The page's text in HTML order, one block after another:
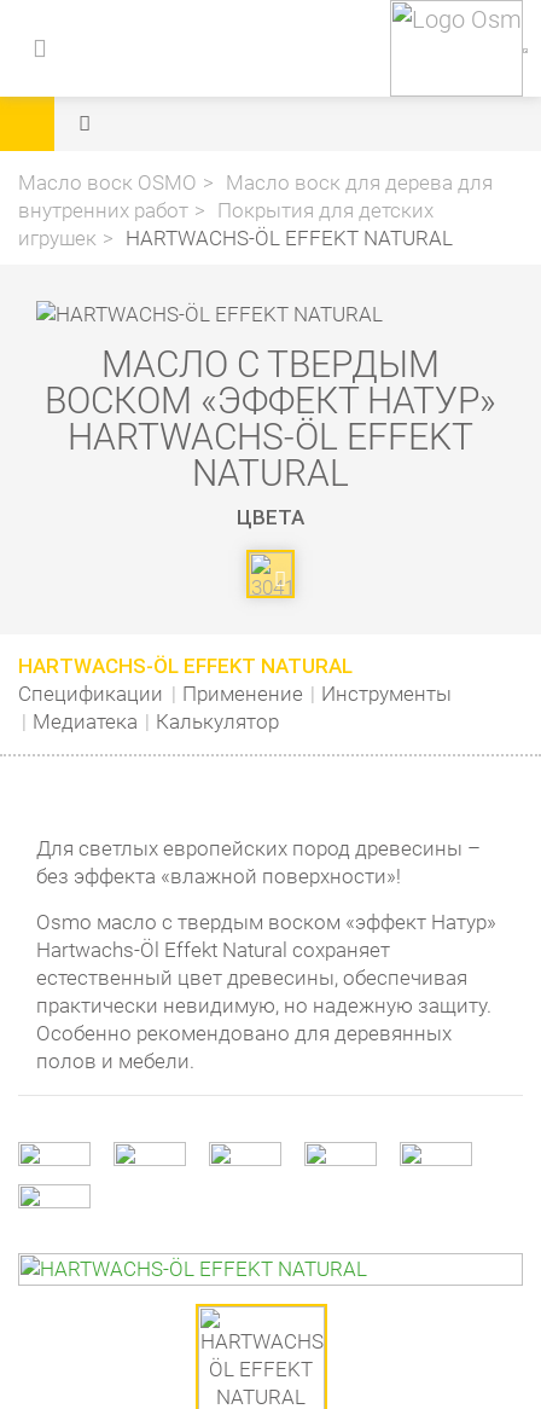
Масло воск OSMO
Масло воск для дерева для
внутренних работ
Покрытия для детских
игрушек
HARTWACHS-ÖL EFFEKT NATURAL
МАСЛО С ТВЕРДЫМ
ВОСКОМ «ЭФФЕКТ НАТУР»
HARTWACHS-ÖL EFFEKT
NATURAL
ЦВЕТА
HARTWACHS-ÖL EFFEKT NATURAL
Спецификации
Применение
Инструменты
Медиатека
Калькулятор
Для светлых европейских пород древесины –
без эффекта «влажной поверхности»!
Osmo масло с твердым воском «эффект Натур»
Hartwachs-Öl Effekt Natural сохраняет
естественный цвет древесины, обеспечивая
практически невидимую, но надежную защиту.
Особенно рекомендовано для деревянных
полов и мебели.